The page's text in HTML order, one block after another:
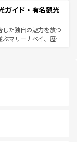
節にも異なる楽しみ
々、仏教を中心とし
訪れる旅人を魅了し続
テンツ一覧を参照して
光スポットが密集し
も魅力。息をのむよ
港を存分に楽しみ尽く
テンツ一覧を参照して
ガイド・有名観光
した独自の魅力を放つ
マリーナベイ、歴史
る外せないスポット